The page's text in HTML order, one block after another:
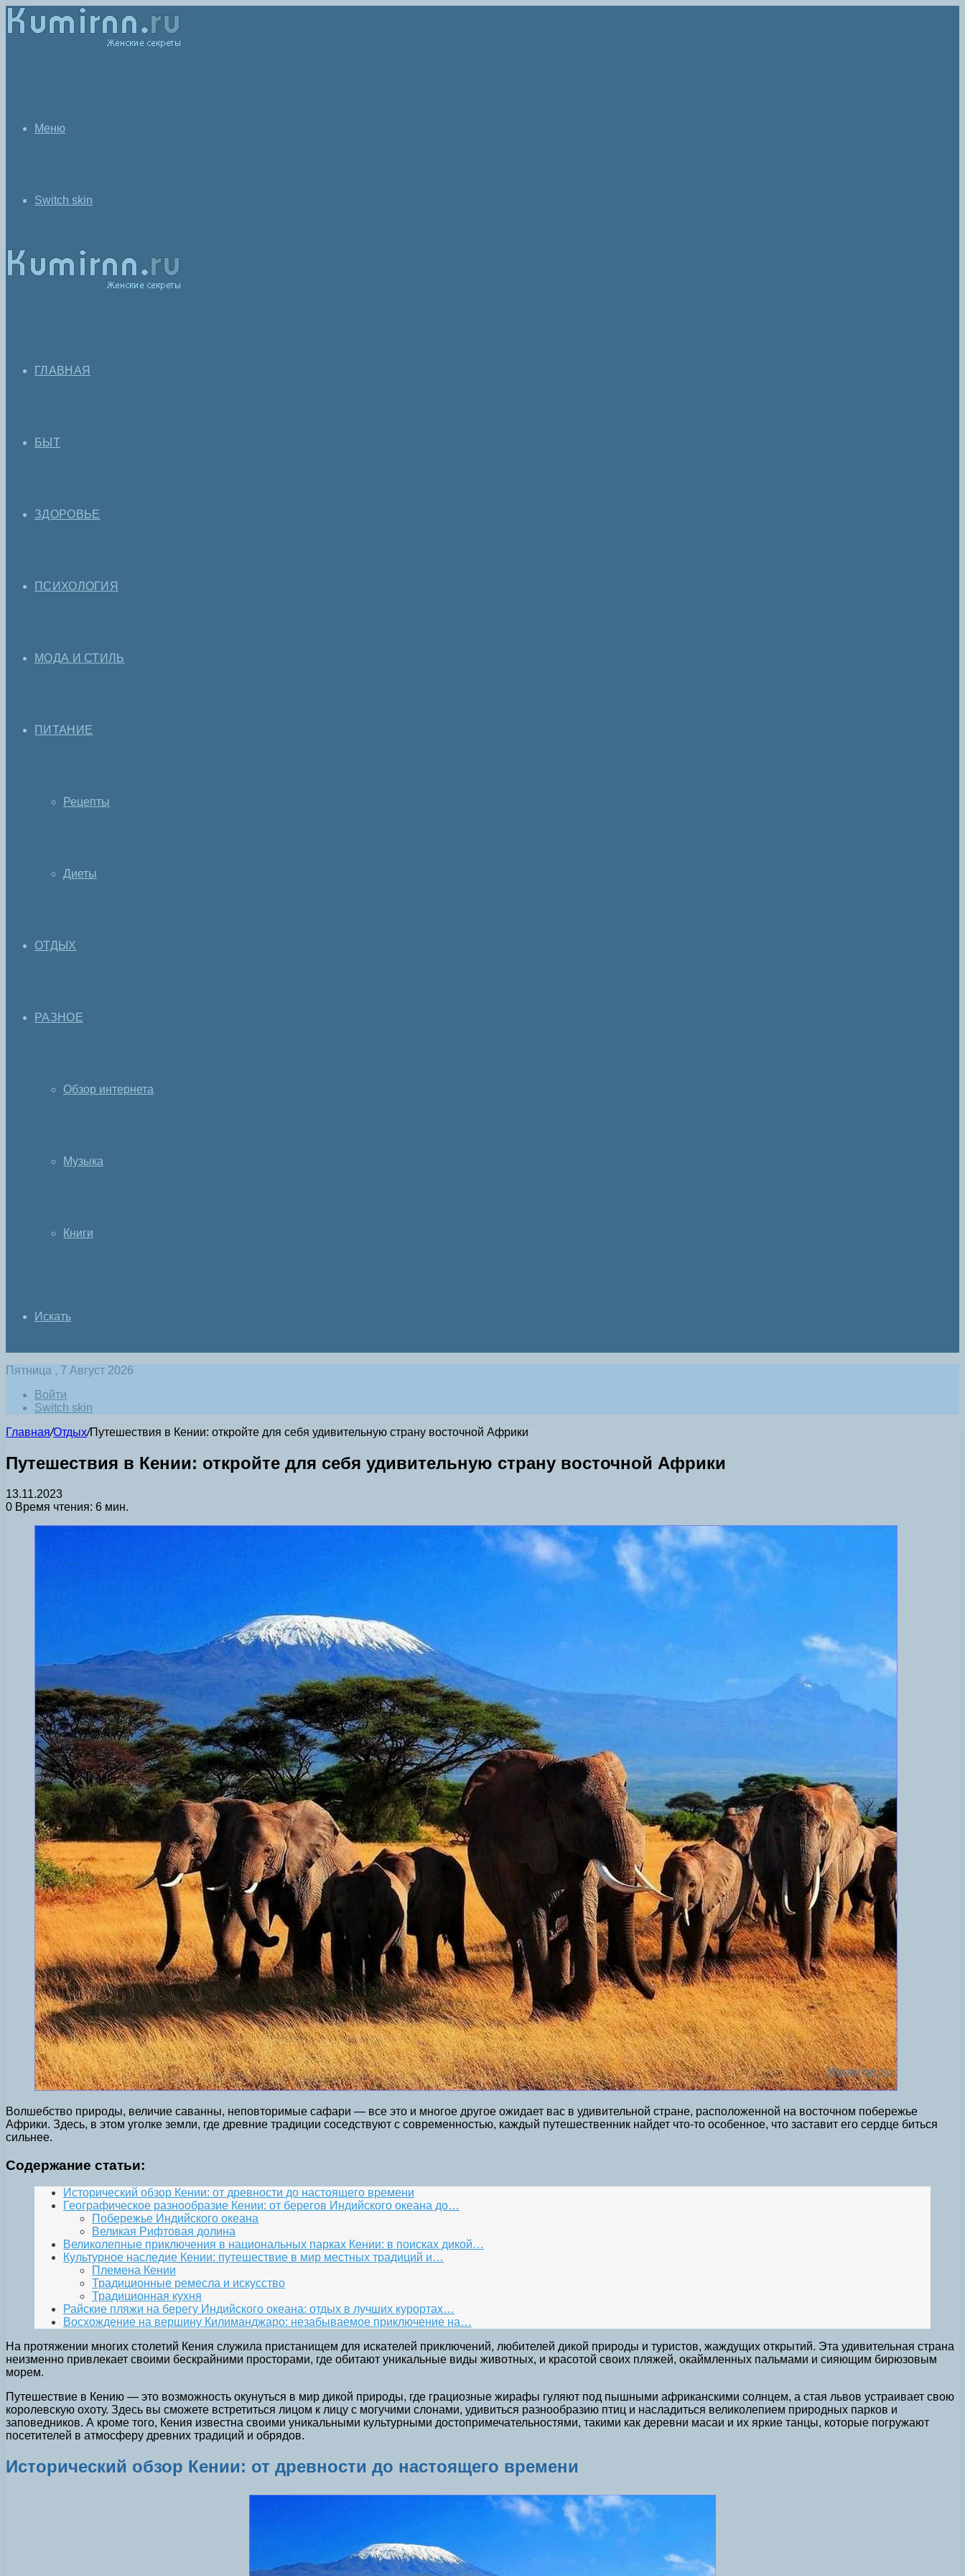
Меню
Switch skin
ГЛАВНАЯ
БЫТ
ЗДОРОВЬЕ
ПСИХОЛОГИЯ
МОДА И СТИЛЬ
ПИТАНИЕ
Рецепты
Диеты
ОТДЫХ
РАЗНОЕ
Обзор интернета
Музыка
Книги
Искать
Пятница , 7 Август 2026
Войти
Switch skin
Главная/Отдых/Путешествия в Кении: откройте для себя удивительную страну восточной Африки
Путешествия в Кении: откройте для себя удивительную страну восточной Африки
13.11.2023
0 Время чтения: 6 мин.
Волшебство природы, величие саванны, неповторимые сафари — все это и многое другое ожидает вас в удивительной стране, расположенной на восточном побережье
Африки. Здесь, в этом уголке земли, где древние традиции соседствуют с современностью, каждый путешественник найдет что-то особенное, что заставит его сердце биться
сильнее.
Содержание статьи:
Исторический обзор Кении: от древности до настоящего времени
Географическое разнообразие Кении: от берегов Индийского океана до…
Побережье Индийского океана
Великая Рифтовая долина
Великолепные приключения в национальных парках Кении: в поисках дикой…
Культурное наследие Кении: путешествие в мир местных традиций и…
Племена Кении
Традиционные ремесла и искусство
Традиционная кухня
Райские пляжи на берегу Индийского океана: отдых в лучших курортах…
Восхождение на вершину Килиманджаро: незабываемое приключение на…
На протяжении многих столетий Кения служила пристанищем для искателей приключений, любителей дикой природы и туристов, жаждущих открытий. Эта удивительная страна
неизменно привлекает своими бескрайними просторами, где обитают уникальные виды животных, и красотой своих пляжей, окаймленных пальмами и сияющим бирюзовым
морем.
Путешествие в Кению — это возможность окунуться в мир дикой природы, где грациозные жирафы гуляют под пышными африканскими солнцем, а стая львов устраивает свою
королевскую охоту. Здесь вы сможете встретиться лицом к лицу с могучими слонами, удивиться разнообразию птиц и насладиться великолепием природных парков и
заповедников. А кроме того, Кения известна своими уникальными культурными достопримечательностями, такими как деревни масаи и их яркие танцы, которые погружают
посетителей в атмосферу древних традиций и обрядов.
Исторический обзор Кении: от древности до настоящего времени